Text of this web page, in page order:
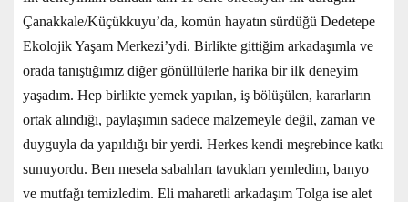
Çanakkale/Küçükkuyu’da, komün hayatın sürdüğü Dedetepe
Ekolojik Yaşam Merkezi’ydi. Birlikte gittiğim arkadaşımla ve
orada tanıştığımız diğer gönüllülerle harika bir ilk deneyim
yaşadım. Hep birlikte yemek yapılan, iş bölüşülen, kararların
ortak alındığı, paylaşımın sadece malzemeyle değil, zaman ve
duyguyla da yapıldığı bir yerdi. Herkes kendi meşrebince katkı
sunuyordu. Ben mesela sabahları tavukları yemledim, banyo
ve mutfağı temizledim. Eli maharetli arkadaşım Tolga ise alet